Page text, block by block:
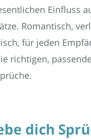
Einfluss
Romantisch,
für jeden
richtigen,
dich